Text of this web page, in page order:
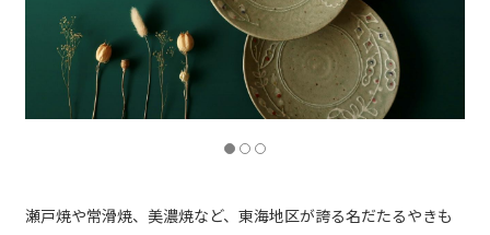
瀬戸焼や常滑焼、美濃焼など、東海地区が誇る名だたるやきも